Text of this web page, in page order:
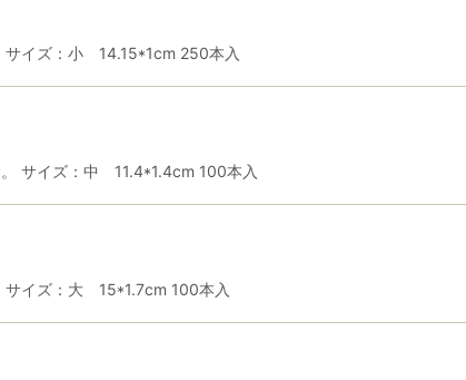
サイズ：小 14.15*1cm 250本入
サイズ：中 11.4*1.4cm 100本入
サイズ：大 15*1.7cm 100本入